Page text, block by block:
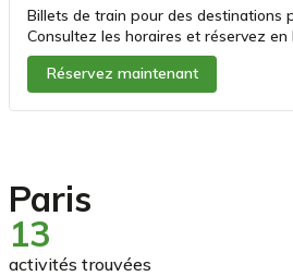
Billets de train pour des destinations
Consultez les horaires et réservez en
Réservez maintenant
Paris
13
activités trouvées